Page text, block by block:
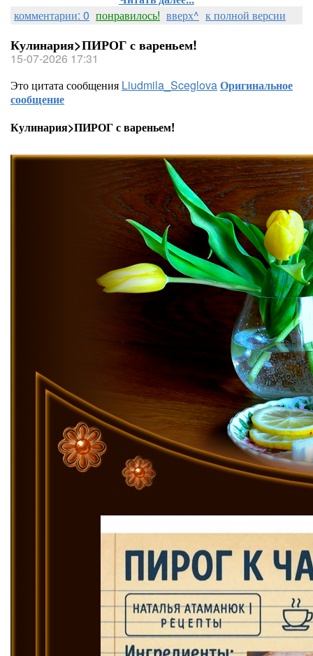
комментарии: 0 понравилось! вверх^ к полной версии
Кулинария>ПИРОГ с вареньем!
15-07-2026 17:31
Это цитата сообщения Liudmila_SceglovaОригинальное
сообщение
Кулинария>ПИРОГ с вареньем!